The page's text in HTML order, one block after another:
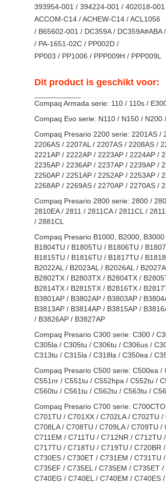
393954-001 / 394224-001 / 402018-
ACCOM-C14 / ACHEW-C14 / ACL1056
/ B65602-001 / DC359A /
/ PA-1651-02C / PP002D /
PP003 / PP1006 / PPP009H / PPP009L
Dit product is geschikt voor:
Compaq Armada serie: 110 / 110s /
Compaq Evo serie: N110 / N150 /
Compaq Presario 2200 serie: 2201AS /
2206AS / 2207AL / 2207AS / 2208AS /
2221AP / 2222AP / 2223AP / 2224AP /
2235AP / 2236AP / 2237AP / 2239AP /
2250AP / 2251AP / 2252AP / 2253AP /
2268AP / 2269AS / 2270AP / 2270AS /
Compaq Presario 2800 serie: 2800 /
2810EA / 2811 / 2811CA / 2811CL /
/ 2881CL
Compaq Presario B1000, B2000,
B1804TU / B1805TU / B1806TU /
B1815TU / B1816TU / B1817TU /
B2022AL / B2023AL / B2026AL /
B2802TX / B2803TX / B2804TX /
B2814TX / B2815TX / B2816TX /
B3801AP / B3802AP / B3803AP /
B3813AP / B3814AP / B3815AP /
/ B3826AP / B3827AP
Compaq Presario C300 serie: C300 /
C305la / C305tu / C306tu / C306us /
C313tu / C315la / C318la / C350ea /
Compaq Presario C500 serie: C500ea
C551nr / C551tu / C552hpa / C552tu /
C560tu / C561tu / C562tu / C563tu /
Compaq Presario C700 serie:
C701TU / C701XX / C702LA / C702TU
C708LA / C708TU / C709LA / C709TU
C711EM / C711TU / C712NR /
C717TU / C718TU / C719TU / C720BR
C730ES / C730ET / C731EM / C731TU
C735EF / C735EL / C735EM / C735ET
C740EG / C740EL / C740EM / C740ES